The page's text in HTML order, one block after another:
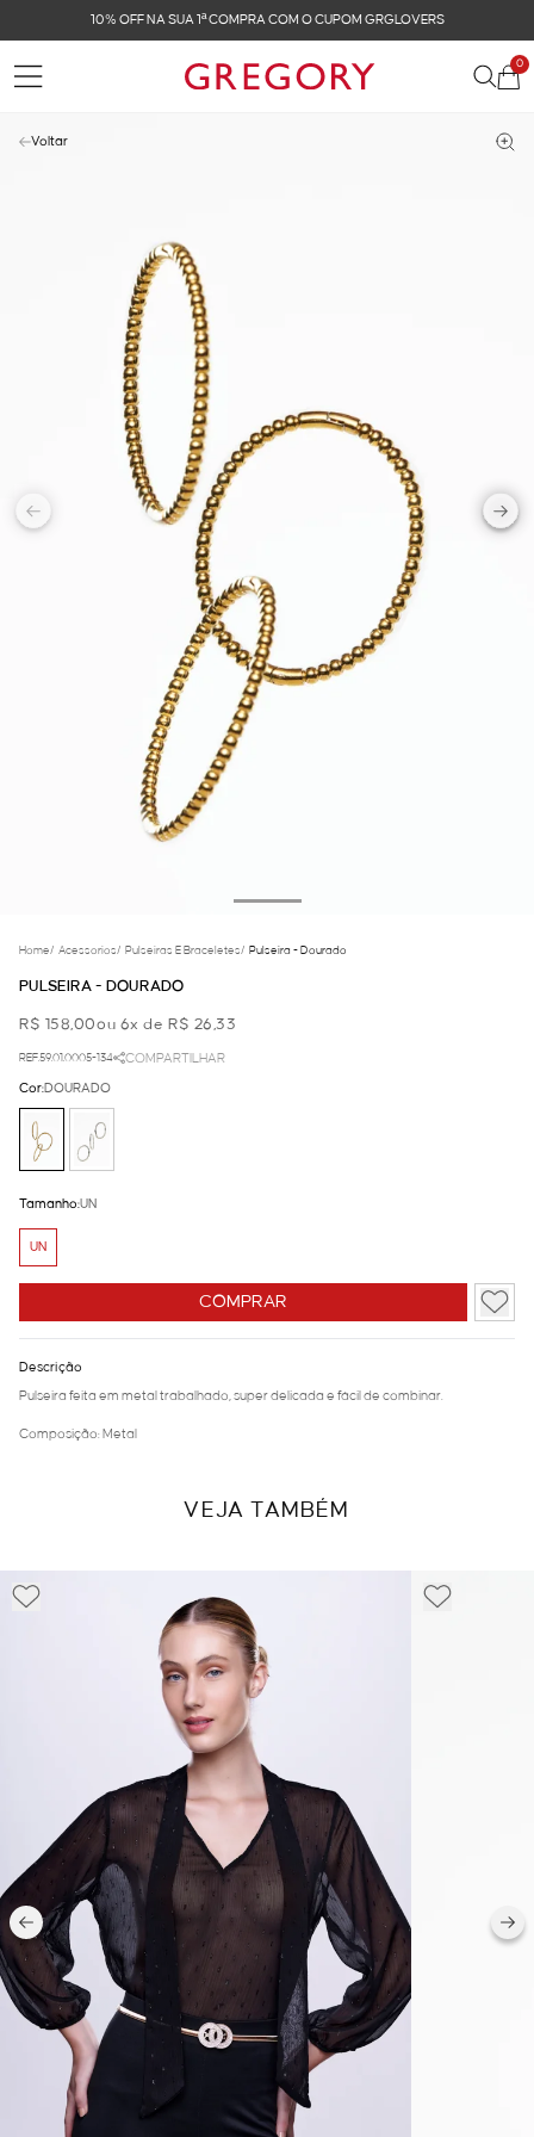
10% OFF NA SUA 1ª COMPRA COM O CUPOM GRGLOVERS
0
Voltar
Home/ Acessorios/ Pulseiras E Braceletes/ Pulseira - Dourado
PULSEIRA - DOURADO
R$ 158,00ou 6x de R$ 26,33
REF.59.01.0005-134 COMPARTILHAR
COMPRAR
Cor:DOURADO
Tamanho:UN
UN
Descrição
Pulseira feita em metal trabalhado, super delicada e fácil de combinar.
Composição: Metal
VEJA TAMBÉM